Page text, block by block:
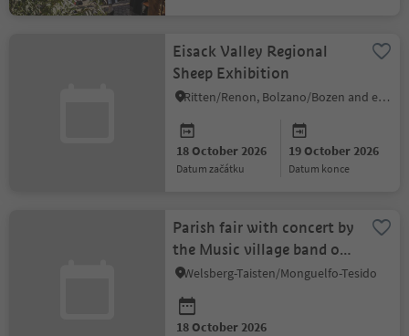
Eisack Valley Regional
Sheep Exhibition
Ritten/Renon, Bolzano/Bozen and environs
18 October 2026
datum začátku
19 October 2026
datum konce
Parish fair with concert by
the Music village band of
Welsberg
Welsberg-Taisten/Monguelfo-Tesido
18 October 2026